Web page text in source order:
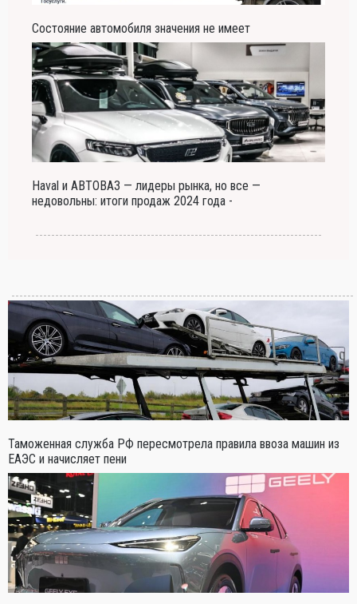
Состояние автомобиля значения не имеет
Haval и АВТОВАЗ — лидеры рынка, но все —
недовольны: итоги продаж 2024 года -
Таможенная служба РФ пересмотрела правила ввоза машин из
ЕАЭС и начисляет пени